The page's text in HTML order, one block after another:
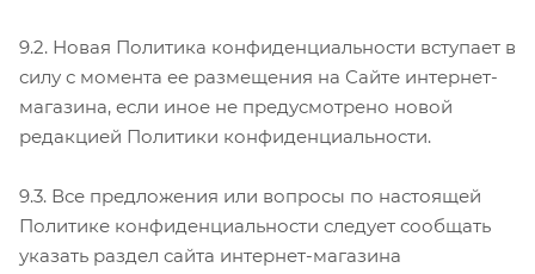
9.2. Новая Политика конфиденциальности вступает в
силу с момента ее размещения на Сайте интернет-
магазина, если иное не предусмотрено новой
редакцией Политики конфиденциальности.
9.3. Все предложения или вопросы по настоящей
Политике конфиденциальности следует сообщать
указать раздел сайта интернет-магазина